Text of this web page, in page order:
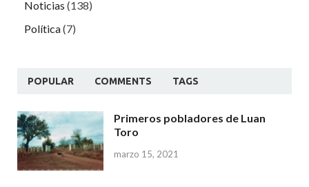
Noticias (138)
Política(7)
POPULAR COMMENTS TAGS
Primeros pobladores de Luan
Toro
marzo 15, 2021